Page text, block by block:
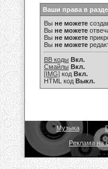
Ваши права в
Вы не можете
Вы не можете
Вы не можете
Вы не можете
BB коды Вкл.
Смайлы Вкл.
[IMG] код Вкл.
HTML код Выкл.
Музыка
Реклама на